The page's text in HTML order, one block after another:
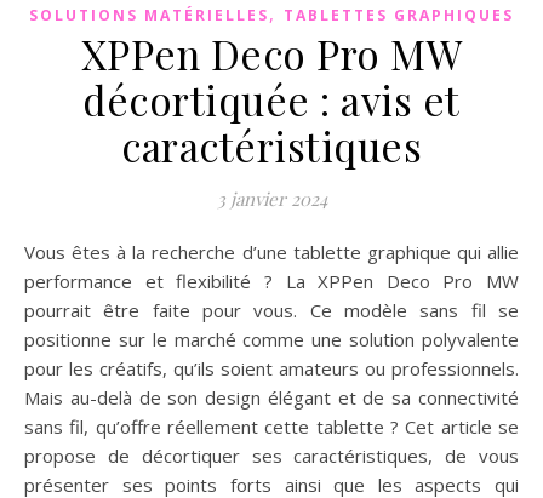
SOLUTIONS MATÉRIELLES, TABLETTES GRAPHIQUES
XPPen Deco Pro MW
décortiquée : avis et
caractéristiques
3 janvier 2024
Vous êtes à la recherche d’une tablette graphique qui allie
performance et flexibilité ? La XPPen Deco Pro MW
pourrait être faite pour vous. Ce modèle sans fil se
positionne sur le marché comme une solution polyvalente
pour les créatifs, qu’ils soient amateurs ou professionnels.
Mais au-delà de son design élégant et de sa connectivité
sans fil, qu’offre réellement cette tablette ? Cet article se
propose de décortiquer ses caractéristiques, de vous
présenter ses points forts ainsi que les aspects qui